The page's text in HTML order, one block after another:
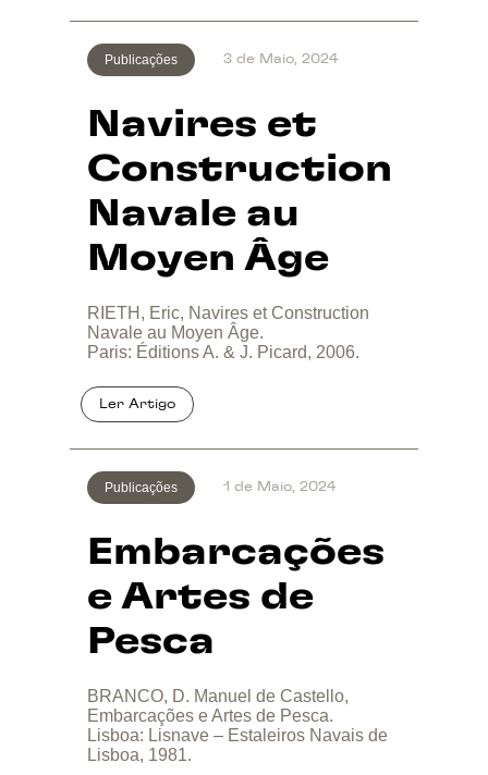
Publicações
Navires et
Construction
Navale au
Moyen Âge
3 de Maio, 2024
RIETH, Eric, Navires et Construction
Navale au Moyen Âge.
Paris: Éditions A. & J. Picard, 2006.
Publicações
Embarcações
e Artes de
Pesca
1 de Maio, 2024
BRANCO, D. Manuel de Castello,
Embarcações e Artes de Pesca.
Lisboa: Lisnave – Estaleiros Navais de
Lisboa, 1981.